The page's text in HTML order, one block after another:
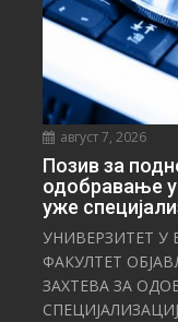
август 7, 2026
Позив за
одобравање
уже
УНИВЕРЗИТЕТ У
ФАКУЛТЕТ
ЗАХТЕВА ЗА